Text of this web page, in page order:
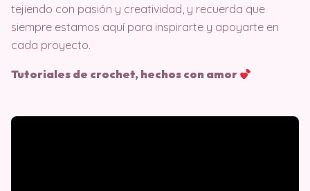
tejiendo con pasión y creatividad, y recuerda que
siempre estamos aquí para inspirarte y apoyarte en
cada proyecto.
Tutoriales de crochet, hechos con amor